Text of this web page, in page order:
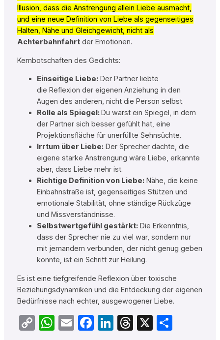
Illusion, dass die Anstrengung allein Liebe ausmacht,
und eine neue Definition von Liebe als gegenseitiges
Halten, Nähe und Gleichgewicht, nicht als
Achterbahnfahrtder Emotionen.
Kernbotschaften des Gedichts:
Einseitige Liebe:Der Partner liebte
die Reflexion der eigenen Anziehung in den
Augen des anderen, nicht die Person selbst.
Rolle als Spiegel:Du warst ein Spiegel, in dem
der Partner sich besser gefühlt hat, eine
Projektionsfläche für unerfüllte Sehnsüchte.
Irrtum über Liebe:Der Sprecher dachte, die
eigene starke Anstrengung wäre Liebe, erkannte
aber, dass Liebe mehr ist.
Richtige Definition von Liebe:Nähe, die keine
Einbahnstraße ist, gegenseitiges Stützen und
emotionale Stabilität, ohne ständige Rückzüge
und Missverständnisse.
Selbstwertgefühl gestärkt:Die Erkenntnis,
dass der Sprecher nie zu viel war, sondern nur
mit jemandem verbunden, der nicht genug geben
konnte, ist ein Schritt zur Heilung.
Es ist eine tiefgreifende Reflexion über toxische
Beziehungsdynamiken und die Entdeckung der eigenen
Bedürfnisse nach echter, ausgewogener Liebe.
CopyWhatsApp
EmailFacebook
LinkedIn
Threads
X Teilen